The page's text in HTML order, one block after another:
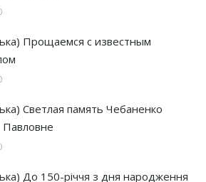
Прощаемся с известным
Светлая память Чебаненко
Павловне
До 150-річчя з дня народження